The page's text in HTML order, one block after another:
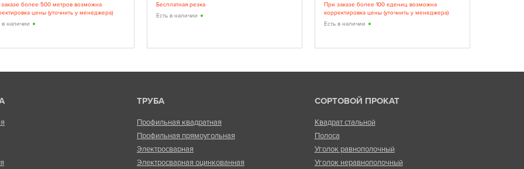
более 500 метров возможна
цены (уточнить у менеджера)
в наличии
Бесплатная резка
Есть в наличии
При заказе более 100 едениц возможна
корректировка цены (уточнить у менеджера)
Есть в наличии
ТРУБА
Профильная квадратная
Профильная прямоугольная
Электросварная
Электросварная оцинкованная
СОРТОВОЙ ПРОКАТ
Квадрат стальной
Полоса
Уголок равнополочный
Уголок неравнополочный